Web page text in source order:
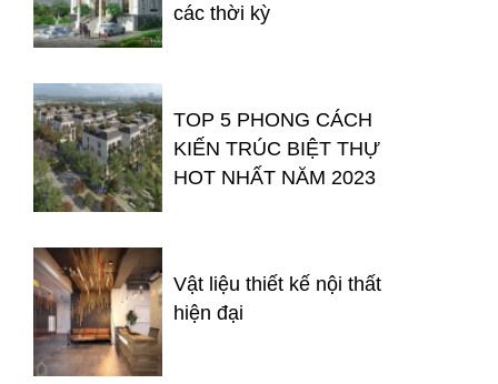
các thời kỳ
TOP 5 PHONG CÁCH
KIẾN TRÚC BIỆT THỰ
HOT NHẤT NĂM 2023
Vật liệu thiết kế nội thất
hiện đại